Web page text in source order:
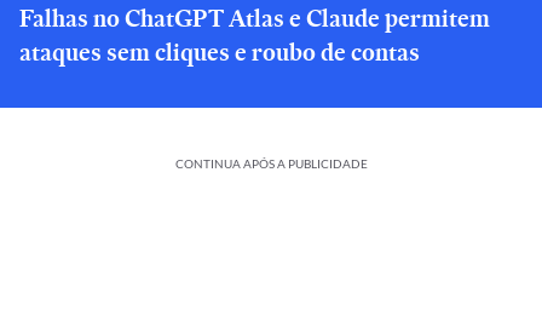
Falhas no ChatGPT Atlas e Claude permitem
ataques sem cliques e roubo de contas
CONTINUA APÓS A PUBLICIDADE